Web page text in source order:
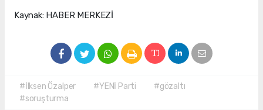
Kaynak: HABER MERKEZİ
#İlksen Özalper #YENİ Parti
#gözaltı
#soruşturma